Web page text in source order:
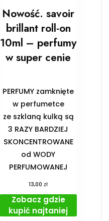
Nowość. savoir
brillant roll-on
10ml – perfumy
w super cenie
PERFUMY zamknięte
w perfumetce
ze szklaną kulką są
3 RAZY BARDZIEJ
SKONCENTROWANE
od WODY
PERFUMOWANEJ
13,00zł
Zobacz gdzie
kupić najtaniej